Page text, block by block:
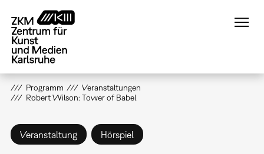
zum
Inhalt
Programm
Veranstaltungen
Robert Wilson: Tower of Babel
Veranstaltung Hörspiel